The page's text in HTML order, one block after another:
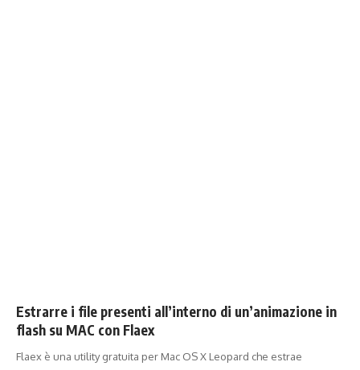
Estrarre i file presenti all’interno di un’animazione in
flash su MAC con Flaex
Flaex è una utility gratuita per Mac OS X Leopard che estrae